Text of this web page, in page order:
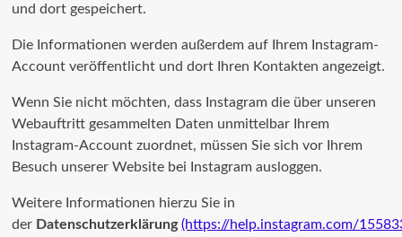
und dort gespeichert.
Die Informationen werden außerdem auf Ihrem Instagram-
Account veröffentlicht und dort Ihren Kontakten angezeigt.
Wenn Sie nicht möchten, dass Instagram die über unseren
Webauftritt gesammelten Daten unmittelbar Ihrem
Instagram-Account zuordnet, müssen Sie sich vor Ihrem
Besuch unserer Website bei Instagram ausloggen.
Weitere Informationen hierzu Sie in
der Datenschutzerklärung (https://help.instagram.com/